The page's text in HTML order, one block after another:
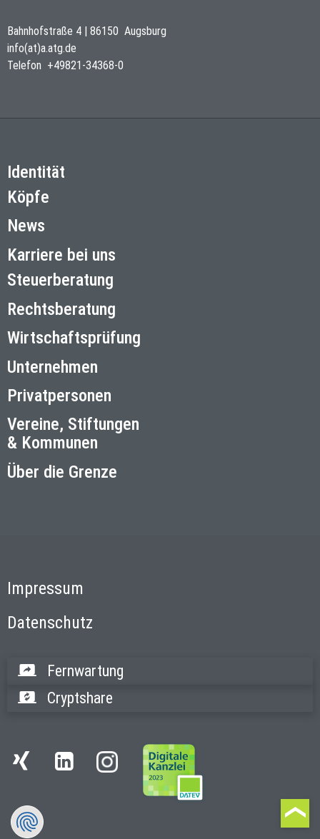
Bahnhofstraße 4 | 86150 Augsburg
info(at)a.atg.de
Telefon +49821-34368-0
Identität
Köpfe
News
Karriere bei uns
Steuerberatung
Rechtsberatung
Wirtschaftsprüfung
Unternehmen
Privatpersonen
Vereine, Stiftungen
& Kommunen
Über die Grenze
Impressum
Datenschutz
Fernwartung
Cryptshare
LinkedIn
Instagram